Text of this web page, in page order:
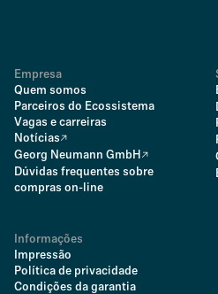
Empresa
Quem somos
Parceiros do Ecossistema
Vagas e carreiras
Notícias
Georg Neumann GmbH
Dúvidas frequentes sobre
compras on-line
Informações
Impressão
Política de privacidade
Condições da garantia